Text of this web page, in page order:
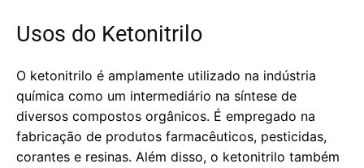
Usos do Ketonitrilo
O ketonitrilo é amplamente utilizado na indústria
química como um intermediário na síntese de
diversos compostos orgânicos. É empregado na
fabricação de produtos farmacêuticos, pesticidas,
corantes e resinas. Além disso, o ketonitrilo também